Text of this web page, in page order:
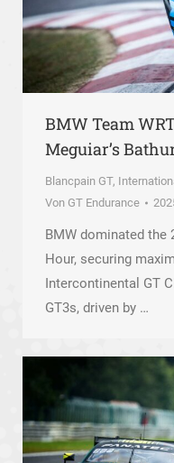
BMW Team
Meguiar’s
Blancpain GT,
Von GT Endurance
BMW dominated the
Hour, securing
Intercontinental GT
GT3s, driven by …